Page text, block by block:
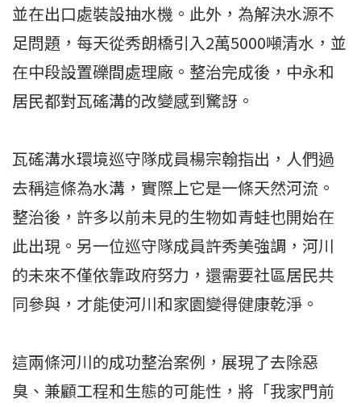
並在出口處裝設抽水機。此外，為解決水源不
足問題，每天從秀朗橋引入2萬5000噸清水，並
在中段設置礫間處理廠。整治完成後，中永和
居民都對瓦磘溝的改變感到驚訝。
瓦磘溝水環境巡守隊成員楊宗翰指出，人們過
去稱這條為水溝，實際上它是一條天然河流。
整治後，許多以前未見的生物如青蛙也開始在
此出現。另一位巡守隊成員許秀美強調，河川
的未來不僅依靠政府努力，還需要社區居民共
同參與，才能使河川和家園變得健康乾淨。
這兩條河川的成功整治案例，展現了去除惡
臭、兼顧工程和生態的可能性，將「我家門前